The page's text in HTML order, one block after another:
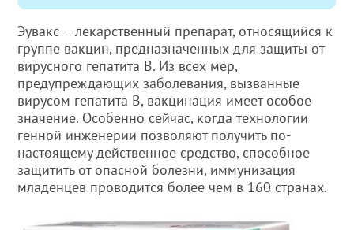
Эувакс – лекарственный препарат, относящийся к
группе вакцин, предназначенных для защиты от
вирусного гепатита В. Из всех мер,
предупреждающих заболевания, вызванные
вирусом гепатита В, вакцинация имеет особое
значение. Особенно сейчас, когда технологии
генной инженерии позволяют получить по-
настоящему действенное средство, способное
защитить от опасной болезни, иммунизация
младенцев проводится более чем в 160 странах.